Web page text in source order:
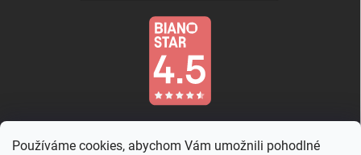
Používáme cookies, abychom Vám umožnili pohodlné